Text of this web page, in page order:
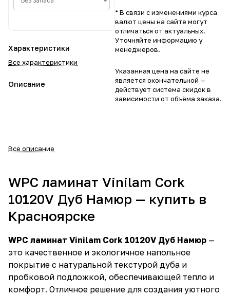
Характеристики
Все характеристики
Описание
Все описание
* В связи с изменениями курса
валют цены на сайте могут
отличаться от актуальных.
Уточняйте информацию у
менеджеров.
Указанная цена на сайте не
является окончательной —
действует система скидок в
зависимости от объёма заказа.
WPC ламинат Vinilam Cork
10120V Дуб Намюр — купить в
Красноярске
WPC ламинат Vinilam Cork 10120V Дуб Намюр —
это качественное и экологичное напольное
покрытие с натуральной текстурой дуба и
пробковой подложкой, обеспечивающей тепло и
комфорт. Отличное решение для создания уютного